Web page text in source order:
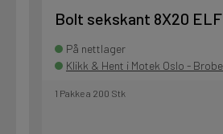
Bolt sekskant 8X20 ELF
På nettlager
Klikk & Hent i Motek Oslo -
1 Pakke a 200 Stk